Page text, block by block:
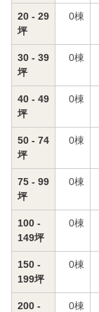
20 - 29
坪
0棟
30 - 39
坪
0棟
40 - 49
坪
0棟
50 - 74
坪
0棟
75 - 99
坪
0棟
100 -
149坪
0棟
150 -
199坪
0棟
200 - 0棟